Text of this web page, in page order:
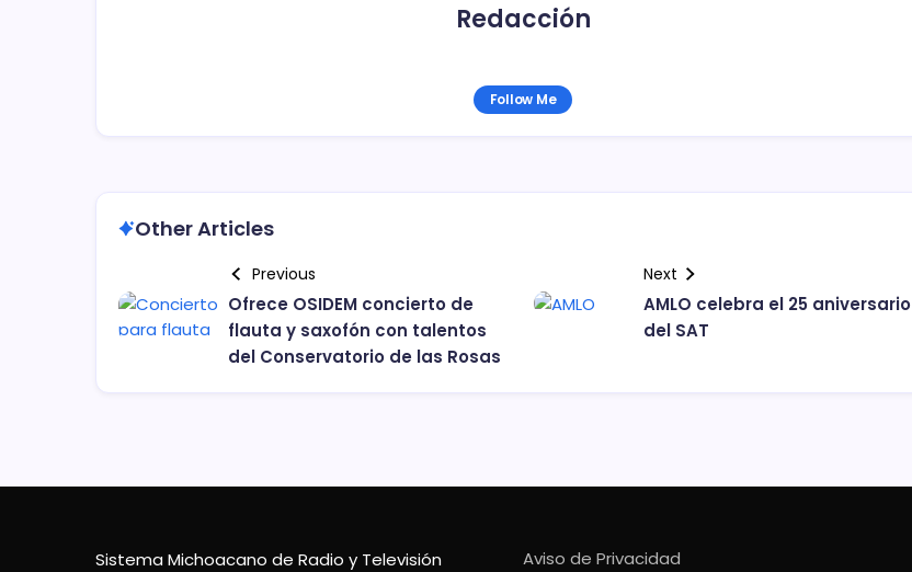
Redacción
Follow Me
Other Articles
Previous
Ofrece OSIDEM concierto de
flauta y saxofón con talentos
del Conservatorio de las Rosas
Next
AMLO celebra el 25 aniversario
del SAT
Sistema Michoacano de Radio y Televisión
Aviso de Privacidad